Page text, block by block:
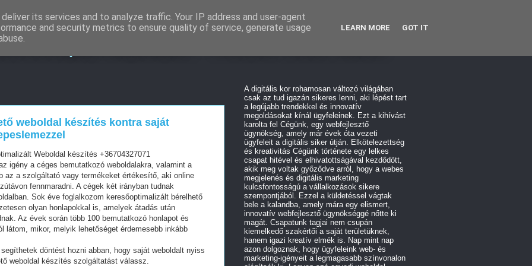
- WordPress SEO
weboldal készítés kontra saját
Weboldal készítés +36704327071
igény a céges bemutatkozó weboldalakra, valamint a
az a szolgáltató vagy termékeket értékesítő, aki online
fennmaradni. A cégek két irányban tudnak
Sok éve foglalkozom keresőoptimalizált bérelhető
olyan honlapokkal is, amelyek átadás után
Az évek során több 100 bemutatkozó honlapot és
látom, mikor, melyik lehetőséget érdemesebb inkább
döntést hozni abban, hogy saját weboldalt nyiss
weboldal készítés szolgáltatást válassz.
A digitális kor rohamosan változó világában
csak az tud igazán sikeres lenni, aki lépést tart
a legújabb trendekkel és innovatív
megoldásokat kínál ügyfeleinek. Ezt a kihívást
karolta fel Cégünk, egy webfejlesztő
ügynökség, amely már évek óta vezeti
ügyfeleit a digitális siker útján. Elkötelezettség
és kreativitás Cégünk története egy lelkes
csapat hitével és elhivatottságával kezdődött,
akik meg voltak győződve arról, hogy a webes
megjelenés és digitális marketing
kulcsfontosságú a vállalkozások sikere
szempontjából. Ezzel a küldetéssel vágtak
bele a kalandba, amely mára egy elismert,
innovatív webfejlesztő ügynökséggé nőtte ki
magát. Csapatunk tagjai nem csupán
kiemelkedő szakértői a saját területüknek,
hanem igazi kreatív elmék is. Nap mint nap
azon dolgoznak, hogy ügyfeleink web- és
marketing-igényeit a legmagasabb színvonalon
its services and to analyze traffic. Your IP address and user-agent
and security metrics to ensure quality of service, generate usage
LEARN MORE GOT IT